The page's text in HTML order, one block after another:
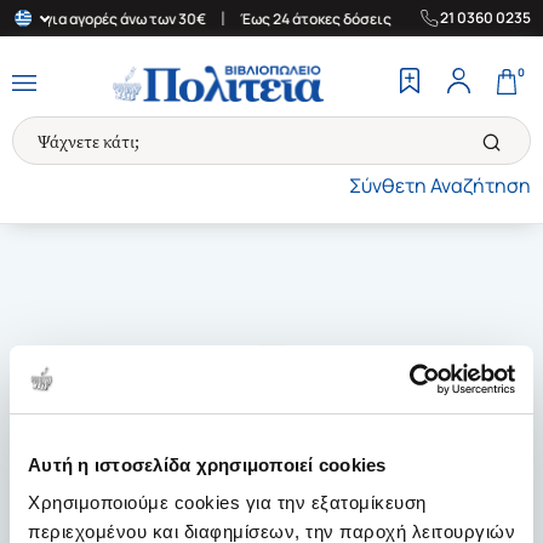
Αυτή η ιστοσελίδα χρησιμοποιεί cookies
Χρησιμοποιούμε cookies για την εξατομίκευση
περιεχομένου και διαφημίσεων, την παροχή λειτουργιών
για αγορές άνω των 30€ Έως 24 άτοκες δόσεις | Δωρεάν
21 0360 0235
Σύνθετη Αναζήτηση
0